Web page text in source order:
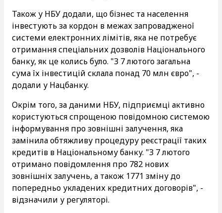
Також у НБУ додали, що бізнес та населення
інвестують за кордон в межах запровадженої
системи електронних лімітів, яка не потребує
отримання спеціальних дозволів Національного
банку, як це колись було. "З 7 лютого загальна
сума їх інвестицій склала понад 70 млн євро", -
додали у Нацбанку.
Окрім того, за даними НБУ, підприємці активно
користуються спрощеною повідомною системою
інформування про зовнішні залучення, яка
замінила обтяжливу процедуру реєстрації таких
кредитів в Національному банку. "З 7 лютого
отримано повідомлення про 782 нових
зовнішніх залучень, а також 1771 зміну до
попередньо укладених кредитних договорів", -
відзначили у регуляторі.